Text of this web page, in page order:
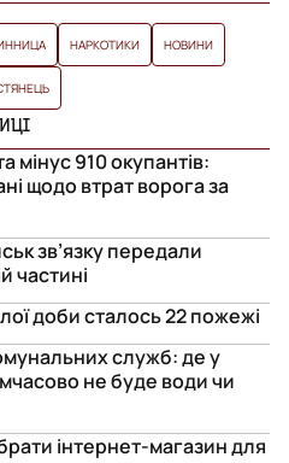
НАРКОТИКИ НОВИНИ
мінус 910 окупантів:
щодо втрат ворога за
зв’язку передали
частині
доби сталось 22 пожежі
служб: де у
не буде води чи
інтернет-магазин для